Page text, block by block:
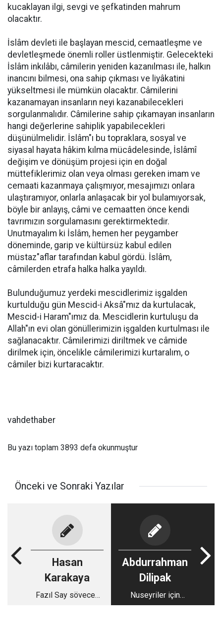
kucaklayan ilgi, sevgi ve şefkatinden mahrum
olacaktır.
İslâm devleti ile başlayan mescid, cemaatleşme ve
devletleşmede önemli roller üstlenmiştir. Gelecekteki
İslâm inkılâbı, câmilerin yeniden kazanılması ile, halkın
inancını bilmesi, ona sahip çıkması ve liyâkatini
yükseltmesi ile mümkün olacaktır. Câmilerini
kazanamayan insanların neyi kazanabilecekleri
sorgulanmalıdır. Câmilerine sahip çıkamayan insanların
hangi değerlerine sahiplik yapabilecekleri
düşünülmelidir. İslâm"ı bu topraklara, sosyal ve
siyasal hayata hâkim kılma mücâdelesinde, İslâmî
değişim ve dönüşüm projesi için en doğal
müttefiklerimiz olan veya olması gereken imam ve
cemaati kazanmaya çalışmıyor, mesajımızı onlara
ulaştıramıyor, onlarla anlaşacak bir yol bulamıyorsak,
böyle bir anlayış, câmi ve cemaatten önce kendi
tavrımızın sorgulamasını gerektirmektedir.
Unutmayalım ki İslâm, hemen her peygamber
döneminde, garip ve kültürsüz kabul edilen
müstaz"aflar tarafından kabul gördü. İslâm,
câmilerden etrafa halka halka yayıldı.
Bulunduğumuz yerdeki mescidlerimiz işgalden
kurtulduğu gün Mescid-i Aksâ"mız da kurtulacak,
Mescid-i Haram"ımız da. Mescidlerin kurtuluşu da
Allah"ın evi olan gönüllerimizin işgalden kurtulması ile
sağlanacaktır. Câmilerimizi diriltmek ve câmide
dirilmek için, öncelikle câmilerimizi kurtaralım, o
câmiler bizi kurtaracaktır.
vahdethaber
Bu yazı toplam 3893 defa okunmuştur
Önceki ve Sonraki Yazılar
Hasan
Karakaya
Fazıl Say sövecek
Abdurrahman
Dilipak
Nuseyriler için
Türkiye göreve!